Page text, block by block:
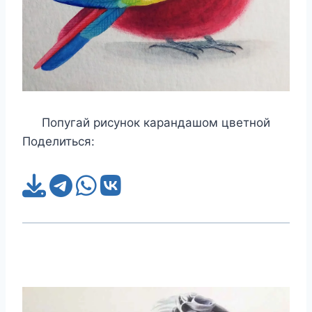
Попугай рисунок карандашом цветной
Поделиться: